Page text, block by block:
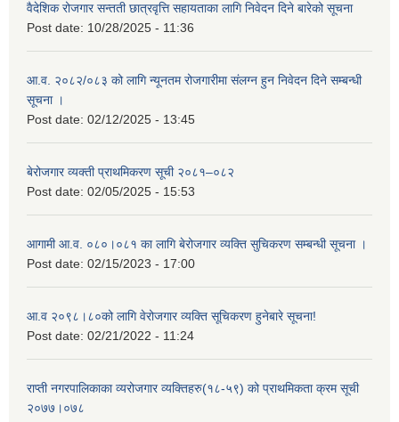
वैदेशिक रोजगार सन्तती छात्रवृत्ति सहायताका लागि निवेदन दिने बारेको सूचना
Post date: 10/28/2025 - 11:36
आ.व. २०८२/०८३ को लागि न्यूनतम रोजगारीमा संलग्न हुन निवेदन दिने सम्बन्धी
सूचना ।
Post date: 02/12/2025 - 13:45
बेरोजगार व्यक्ती प्राथमिकरण सूची २०८१–०८२
Post date: 02/05/2025 - 15:53
आगामी आ.व. ०८०।०८१ का लागि बेरोजगार व्यक्ति सुचिकरण सम्बन्धी सूचना ।
Post date: 02/15/2023 - 17:00
आ.व २०९८।८०को लागि वेरोजगार व्यक्ति सूचिकरण हुनेबारे सूचना!
Post date: 02/21/2022 - 11:24
राप्ती नगरपालिकाका व्यरोजगार व्यक्तिहरु(१८-५९) को प्राथमिकता क्रम सूची
२०७७।०७८